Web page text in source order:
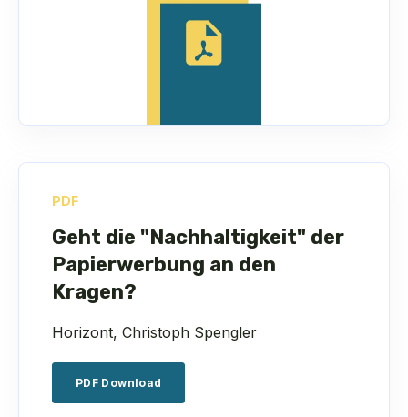
PDF
Geht die "Nachhaltigkeit" der
Papierwerbung an den
Kragen?
Horizont, Christoph Spengler
PDF Download